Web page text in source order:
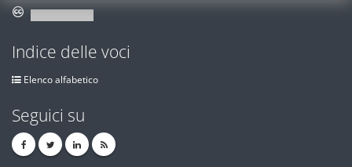
Indice delle voci
Elenco alfabetico
Seguici su